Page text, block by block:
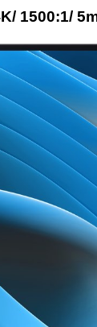
1500:1/